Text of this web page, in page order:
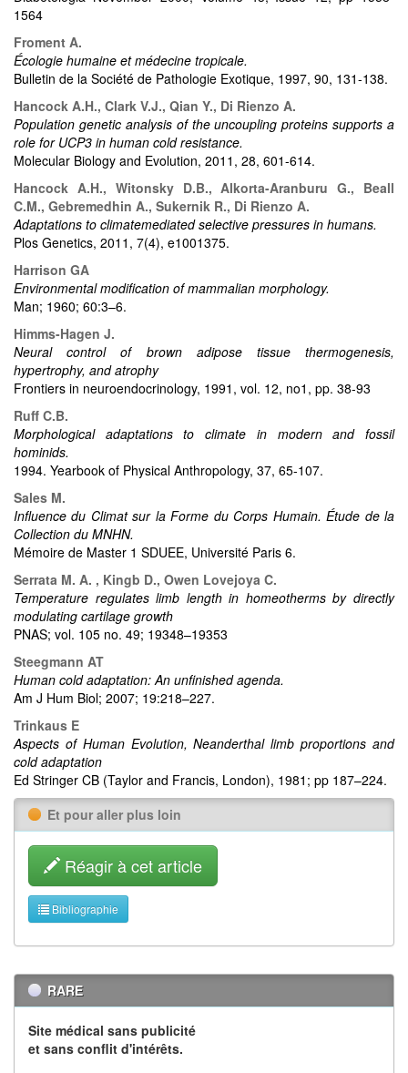
1564
Froment A.
Écologie humaine et médecine tropicale.
Bulletin de la Société de Pathologie Exotique, 1997, 90, 131-138.
Hancock A.H., Clark V.J., Qian Y., Di Rienzo A.
Population genetic analysis of the uncoupling proteins supports a
role for UCP3 in human cold resistance.
Molecular Biology and Evolution, 2011, 28, 601-614.
Hancock A.H., Witonsky D.B., Alkorta-Aranburu G., Beall
C.M., Gebremedhin A., Sukernik R., Di Rienzo A.
Adaptations to climatemediated selective pressures in humans.
Plos Genetics, 2011, 7(4), e1001375.
Harrison GA
Environmental modification of mammalian morphology.
Man; 1960; 60:3–6.
Himms-Hagen J.
Neural control of brown adipose tissue thermogenesis,
hypertrophy, and atrophy
Frontiers in neuroendocrinology, 1991, vol. 12, no1, pp. 38-93
Ruff C.B.
Morphological adaptations to climate in modern and fossil
hominids.
1994. Yearbook of Physical Anthropology, 37, 65-107.
Sales M.
Influence du Climat sur la Forme du Corps Humain. Étude de la
Collection du MNHN.
Mémoire de Master 1 SDUEE, Université Paris 6.
Serrata M. A. , Kingb D., Owen Lovejoya C.
Temperature regulates limb length in homeotherms by directly
modulating cartilage growth
PNAS; vol. 105 no. 49; 19348–19353
Steegmann AT
Human cold adaptation: An unfinished agenda.
Am J Hum Biol; 2007; 19:218–227.
Trinkaus E
Aspects of Human Evolution, Neanderthal limb proportions and
cold adaptation
Ed Stringer CB (Taylor and Francis, London), 1981; pp 187–224.
Et pour aller plus loin
Réagir à cet article
Bibliographie
RARE
Site médical sans publicité
et sans conflit d'intérêts.